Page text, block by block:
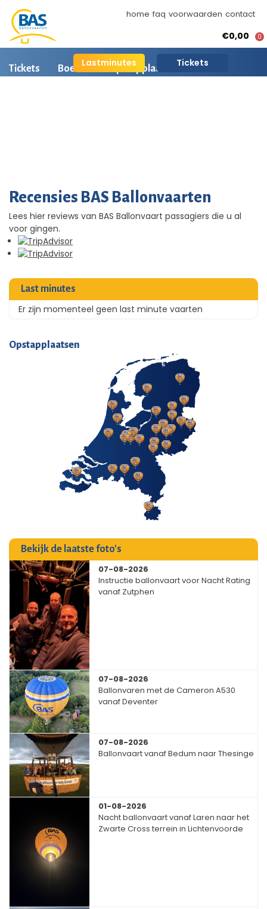
home faq voorwaarden contact
Lastminutes Tickets
€0,00 0
Tickets Boeken Opstapplaatsen
Recensies BAS Ballonvaarten
Lees hier reviews van BAS Ballonvaart passagiers die u al
voor gingen.
Last minutes
Er zijn momenteel geen last minute vaarten
Opstapplaatsen
Bekijk de laatste foto's
07-08-2026
Instructie ballonvaart voor Nacht Rating
vanaf Zutphen
07-08-2026
Ballonvaren met de Cameron A530
vanaf Deventer
07-08-2026
Ballonvaart vanaf Bedum naar Thesinge
01-08-2026
Nacht ballonvaart vanaf Laren naar het
Zwarte Cross terrein in Lichtenvoorde